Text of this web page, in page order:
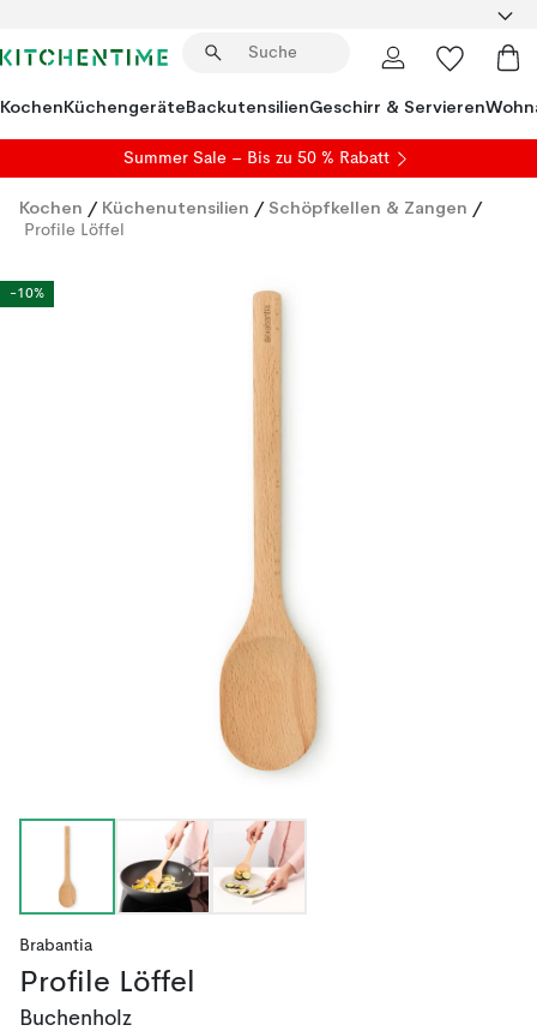
KochenKüchengeräteBackutensilienGeschirr & Servieren
Summer Sale – Bis zu 50 % Rabatt
Kochen / Küchenutensilien / Schöpfkellen & Zangen /
Profile Löffel
-10%
Brabantia
Profile Löffel
Buchenholz